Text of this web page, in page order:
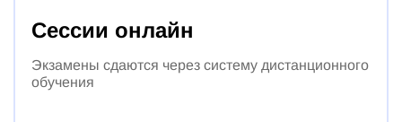
Сессии онлайн
Экзамены сдаются через систему дистанционного
обучения